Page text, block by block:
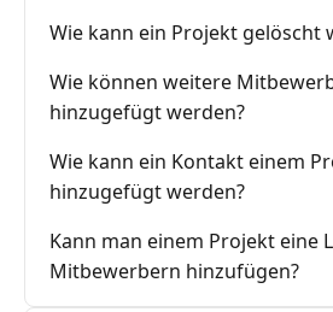
Wie kann ein Projekt gelöscht
Wie können weitere
hinzugefügt werden?
Wie kann ein Kontakt einem
hinzugefügt werden?
Kann man einem Projekt eine
Mitbewerbern hinzufügen?